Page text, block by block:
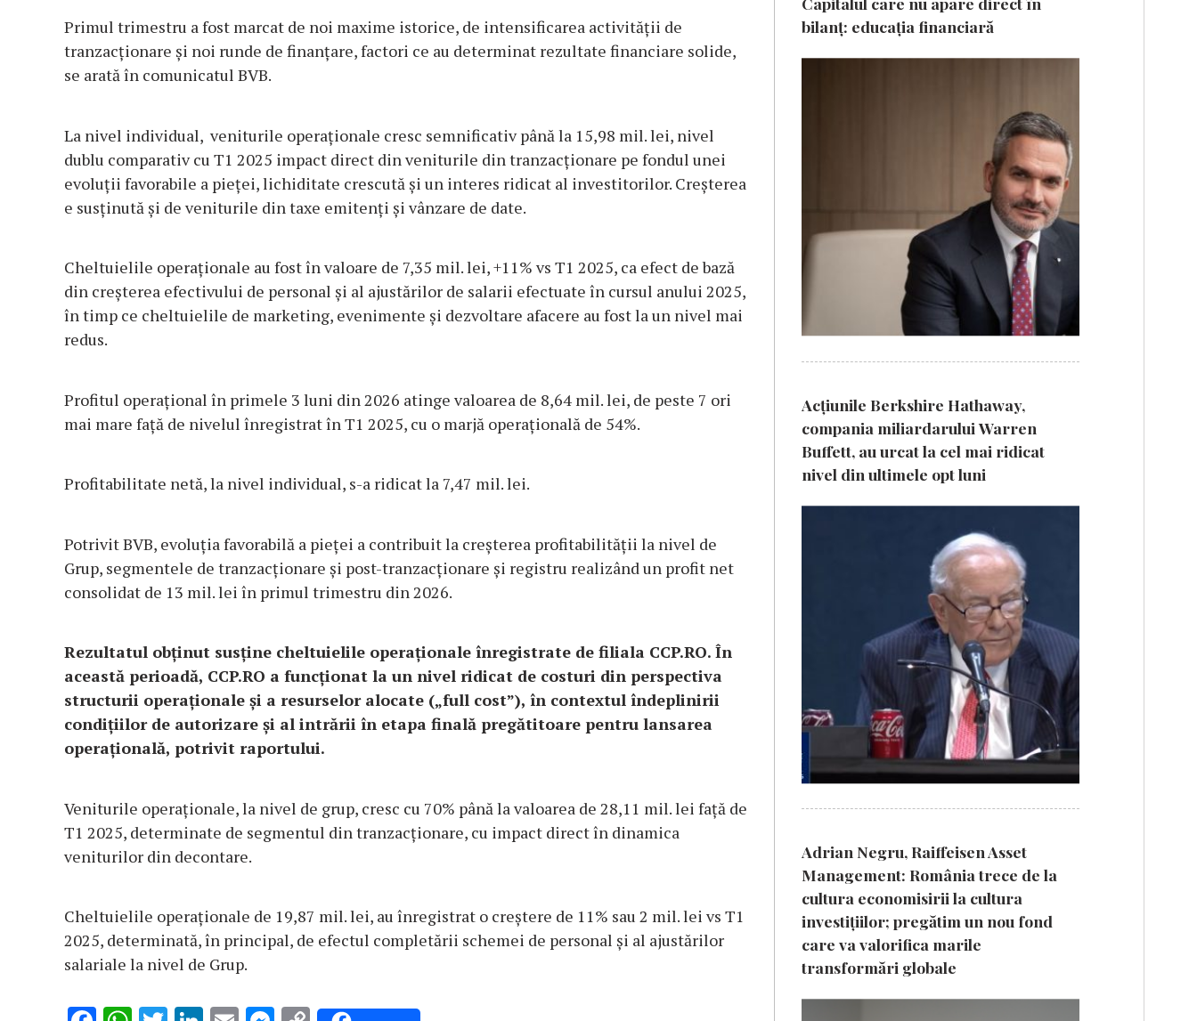
Primul trimestru a fost marcat de noi maxime istorice, de intensificarea activității de
tranzacționare și noi runde de finanțare, factori ce au determinat rezultate financiare solide,
se arată în comunicatul BVB.
La nivel individual, veniturile operaționale cresc semnificativ până la 15,98 mil. lei, nivel
dublu comparativ cu T1 2025 impact direct din veniturile din tranzacționare pe fondul unei
evoluții favorabile a pieței, lichiditate crescută și un interes ridicat al investitorilor. Creșterea
e susținută și de veniturile din taxe emitenți și vânzare de date.
Cheltuielile operaționale au fost în valoare de 7,35 mil. lei, +11% vs T1 2025, ca efect de bază
din creșterea efectivului de personal și al ajustărilor de salarii efectuate în cursul anului 2025,
în timp ce cheltuielile de marketing, evenimente și dezvoltare afacere au fost la un nivel mai
redus.
Profitul operațional în primele 3 luni din 2026 atinge valoarea de 8,64 mil. lei, de peste 7 ori
mai mare față de nivelul înregistrat în T1 2025, cu o marjă operațională de 54%.
Profitabilitate netă, la nivel individual, s-a ridicat la 7,47 mil. lei.
Potrivit BVB, evoluția favorabilă a pieței a contribuit la creșterea profitabilității la nivel de
Grup, segmentele de tranzacționare și post-tranzacționare și registru realizând un profit net
consolidat de 13 mil. lei în primul trimestru din 2026.
Rezultatul obținut susține cheltuielile operaționale înregistrate de filiala CCP.RO. În
această perioadă, CCP.RO a funcționat la un nivel ridicat de costuri din perspectiva
structurii operaționale și a resurselor alocate („full cost”), în contextul îndeplinirii
condițiilor de autorizare și al intrării în etapa finală pregătitoare pentru lansarea
operațională, potrivit raportului.
Veniturile operaționale, la nivel de grup, cresc cu 70% până la valoarea de 28,11 mil. lei față de
T1 2025, determinate de segmentul din tranzacționare, cu impact direct în dinamica
veniturilor din decontare.
Cheltuielile operaționale de 19,87 mil. lei, au înregistrat o creștere de 11% sau 2 mil. lei vs T1
2025, determinată, în principal, de efectul completării schemei de personal și al ajustărilor
salariale la nivel de Grup.
bilanț: educația financiară
Acțiunile Berkshire Hathaway,
compania miliardarului Warren
Buffett, au urcat la cel mai ridicat
nivel din ultimele opt luni
Adrian Negru, Raiffeisen Asset
Management: România trece de la
cultura economisirii la cultura
investițiilor; pregătim un nou fond
care va valorifica marile
transformări globale